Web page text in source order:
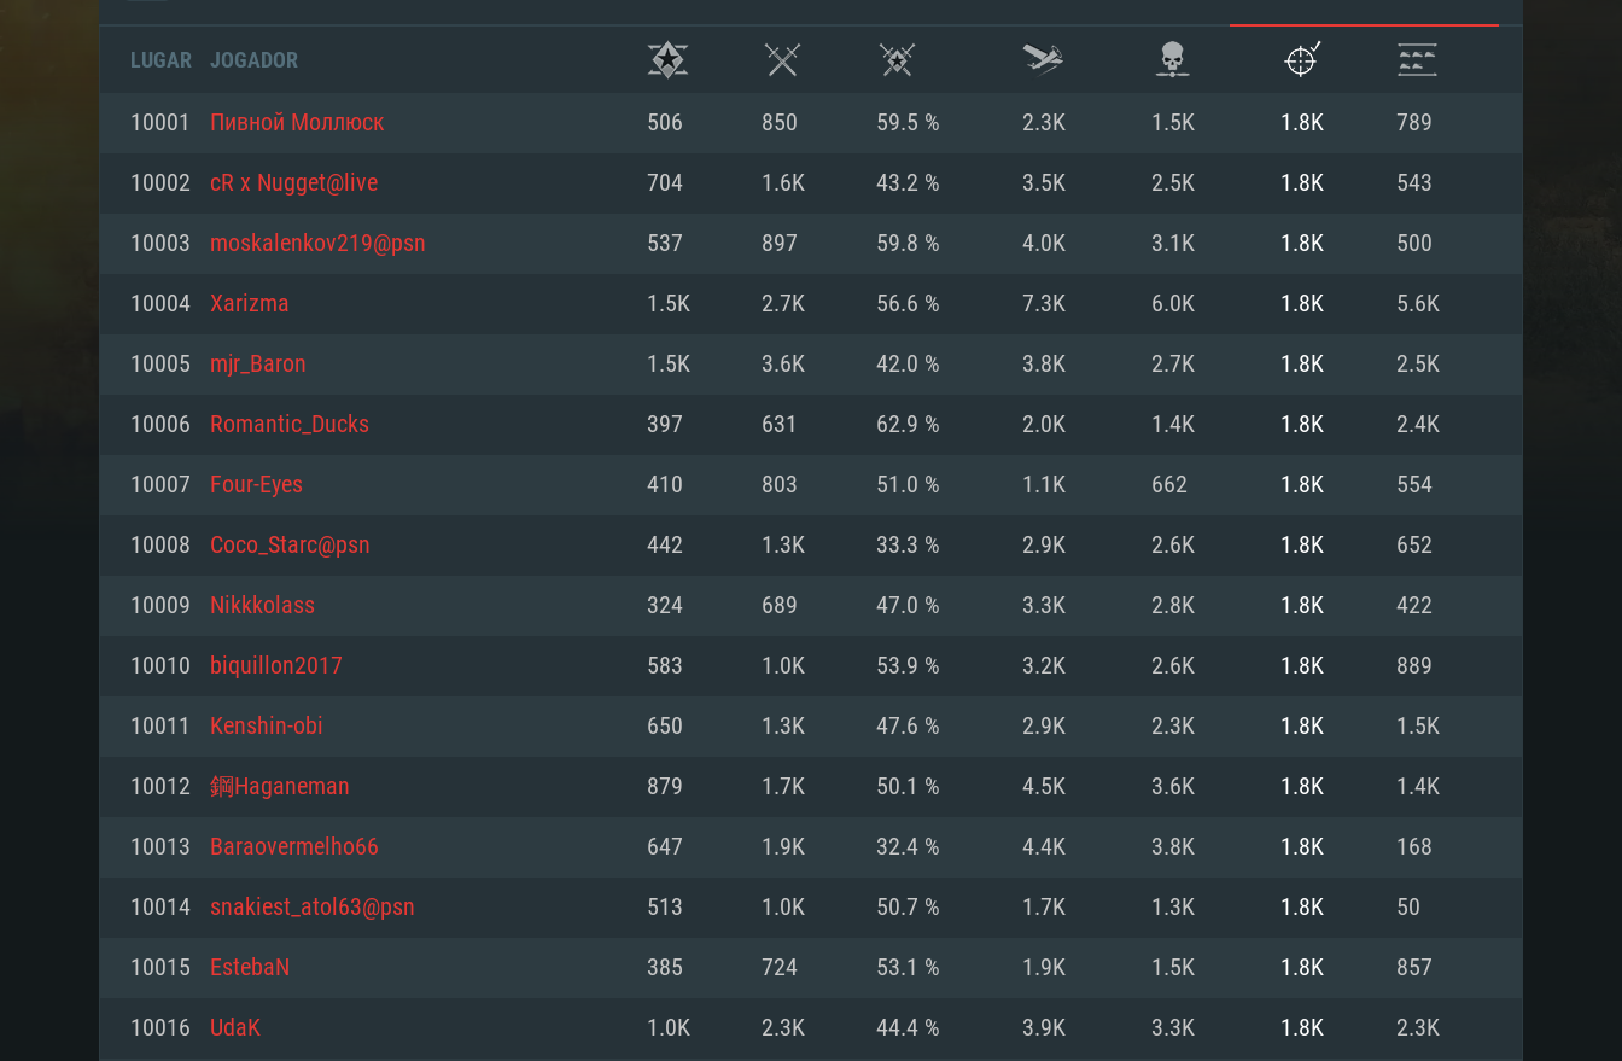
REQUERIMENTOS DE SISTEMA
Mínimo
77XX / NVIDIA GeForce GTX 660. Resolução
mínima suportada: 720p
Recomendado
superior
Memória: 16 GB ou mais
Placa Gráfica: Placa com DirectX 11 ou superior;
Nvidia GeForce 1060 ou superior, Radeon RX 570
Mínimo
mais recente
Processador: Core i5 2.2GHz mínimo (Intel Xeon
não suportado)
Memória: 6 GB
Placa Gráfica: Intel Iris Pro 5200 (Mac),
Recomendado
mais recente
Processador: Core i7 (Intel Xeon não suportado)
Memória: 8 GB
Placa Gráfica: Radeon Vega II ou superior com
suporte Metal.
Mínimo
do Linux de 64bit
Processador: Dual-Core 2.4 GHz
Memória: 4 GB
Placa Gráfica: NVIDIA 660 com os drivers mais
recentes (não mais de 6 meses) / equivalentes
Recomendado
recentes (não mais de 6 meses) / equivalentes
AMD (Radeon RX 570) com os drivers mais
LUGAR JOGADOR
10001 Пивной Моллюск 506 850 59.5 % 2.3K 1.5K 1.8K 789
10002 cR x Nugget@live 704 1.6K 43.2 % 3.5K 2.5K 1.8K 543
10003 moskalenkov219@psn 537 897 59.8 % 4.0K 3.1K 1.8K 500
10004 Xarizma 1.5K 2.7K 56.6 % 7.3K 6.0K 1.8K 5.6K
10005 mjr_Baron 1.5K 3.6K 42.0 % 3.8K 2.7K 1.8K 2.5K
10006 Romantic_Ducks 397 631 62.9 % 2.0K 1.4K 1.8K 2.4K
10007 Four-Eyes 410 803 51.0 % 1.1K 662 1.8K 554
10008 Coco_Starc@psn 442 1.3K 33.3 % 2.9K 2.6K 1.8K 652
10009 Nikkkolass 324 689 47.0 % 3.3K 2.8K 1.8K 422
10010 biquillon2017 583 1.0K 53.9 % 3.2K 2.6K 1.8K 889
10011 Kenshin-obi 650 1.3K 47.6 % 2.9K 2.3K 1.8K 1.5K
10012 鋼Haganeman 879 1.7K 50.1 % 4.5K 3.6K 1.8K 1.4K
10013 Baraovermelho66 647 1.9K 32.4 % 4.4K 3.8K 1.8K 168
10014 snakiest_atol63@psn 513 1.0K 50.7 % 1.7K 1.3K 1.8K 50
10015 EstebaN 385 724 53.1 % 1.9K 1.5K 1.8K 857
10016 UdaK 1.0K 2.3K 44.4 % 3.9K 3.3K 1.8K 2.3K